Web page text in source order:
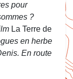
pour
?
La Terre de
en herbe
En route